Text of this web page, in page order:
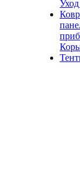
Уход